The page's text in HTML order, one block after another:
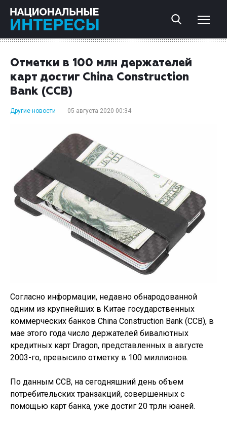
Отметки в 100 млн держателей
карт достиг China Construction
Bank (CCB)
Другие новости 05 августа 2020 00:34
Согласно информации, недавно обнародованной
одним из крупнейших в Китае государственных
коммерческих банков China Construction Bank (CCB), в
мае этого года число держателей бивалютных
кредитных карт Dragon, представленных в августе
2003-го, превысило отметку в 100 миллионов.
По данным ССВ, на сегодняшний день объем
потребительских транзакций, совершенных с
помощью карт банка, уже достиг 20 трлн юаней.